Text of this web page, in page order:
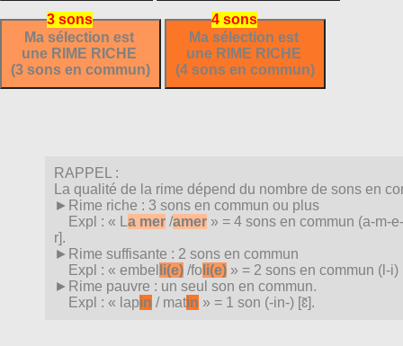
Ma sélection est
une RIME RICHE
(3 sons en commun)
Ma sélection est
une RIME RICHE
(4 sons en commun)
RAPPEL :
La qualité de la rime dépend du nombre de sons en
►Rime riche : 3 sons en commun ou plus
Expl : « L a mer /amer » = 4 sons en commun (a-m-
r].
►Rime suffisante : 2 sons en commun
Expl : « embel li(e) /fo li(e) » = 2 sons en commun (l-i)
►Rime pauvre : un seul son en commun.
Expl : « lapin / matin » = 1 son (-in-) [ɛ̃].